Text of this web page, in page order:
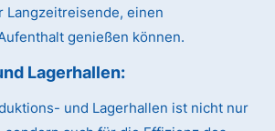
Langzeitreisende, einen
genießen können.
Lagerhallen:
und Lagerhallen ist nicht nur